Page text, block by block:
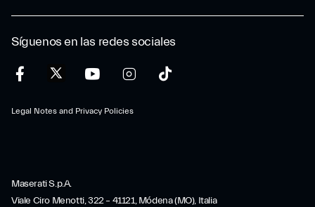
Síguenos en las redes sociales
Legal Notes and Privacy Policies
Maserati S.p.A.
Viale Ciro Menotti, 322 – 41121, Módena (MO), Italia